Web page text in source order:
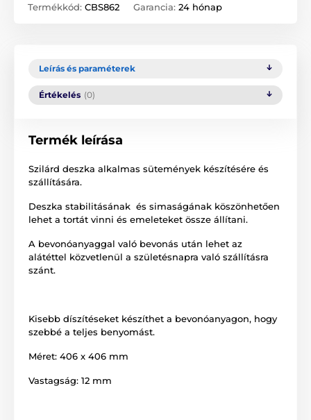
Termékkód: CBS862 Garancia: 24 hónap
Leírás és paraméterek
Értékelés (0)
Termék leírása
Szilárd deszka alkalmas sütemények készítésére és
szállítására.
Deszka stabilitásának és simaságának köszönhetően
lehet a tortát vinni és emeleteket össze állítani.
A bevonóanyaggal való bevonás után lehet az
alátéttel közvetlenül a születésnapra való szállításra
szánt.
Kisebb díszítéseket készíthet a bevonóanyagon, hogy
szebbé a teljes benyomást.
Méret: 406 x 406 mm
Vastagság: 12 mm